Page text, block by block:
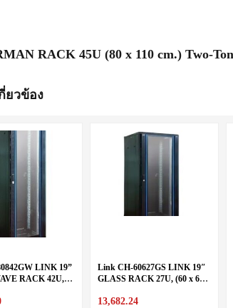
RACK 45U (80 x 110 cm.) Two-
ยวข้อง
LINK 19”
RACK 42U,
Link CH-60627GS LINK 19″
GLASS RACK 27U, (60 x 60
13,682.24